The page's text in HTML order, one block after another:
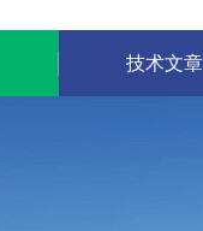
技术文章